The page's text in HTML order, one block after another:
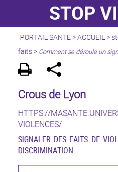
STOP
PORTAIL SANTE>ACCUEIL>
faits> Comment se déroule un
Crous de Lyon
HTTPS://
VIOLENCES/
SIGNALER DES FAITS DE
DISCRIMINATION